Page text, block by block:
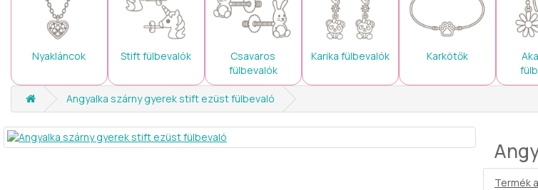
Nyakláncok Stift fülbevalók
Csavaros
fülbevalók
Karika fülbevalók Karkötők
Angyalka szárny gyerek stift ezüst fülbevaló
Termék